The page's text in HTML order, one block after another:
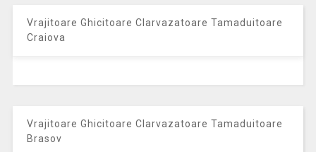
Vrajitoare Ghicitoare Clarvazatoare Tamaduitoare
Craiova
Vrajitoare Ghicitoare Clarvazatoare Tamaduitoare
Brasov